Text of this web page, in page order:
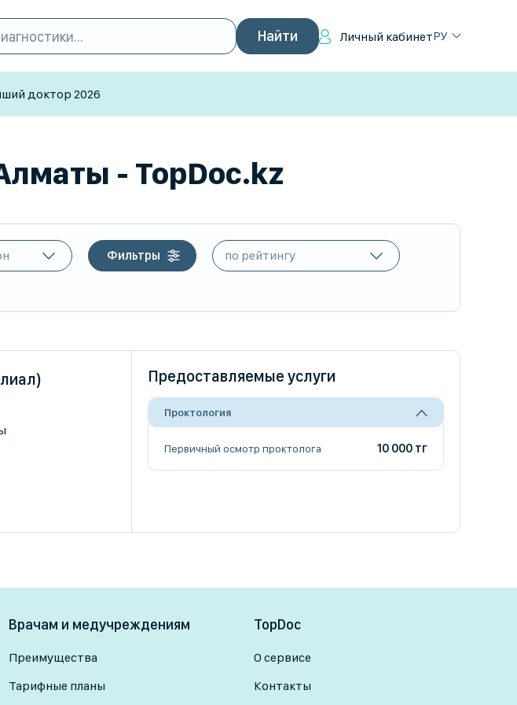
Личный кабинетРУ
доктор 2026
- TopDoc.kz
Фильтры
Предоставляемые услуги
Проктология
Первичный осмотр проктолога 10 000 тг
Врачам и медучреждениям
Преимущества
Тарифные планы
TopDoc
О сервисе
Контакты